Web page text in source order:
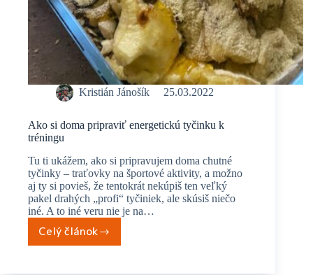
Kristián Jánošík 25.03.2022
Ako si doma pripraviť energetickú tyčinku k
tréningu
Tu ti ukážem, ako si pripravujem doma chutné
tyčinky – traťovky na športové aktivity, a možno
aj ty si povieš, že tentokrát nekúpiš ten veľký
pakel drahých „profi“ tyčiniek, ale skúsiš niečo
iné. A to iné veru nie je na…
Celý článok
Ako